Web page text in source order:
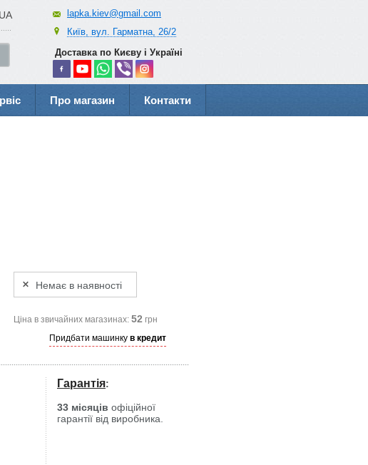
UA
lapka.kiev@gmail.com
Київ, вул. Гарматна, 26/2
Доставка по Києву і Україні
Про магазин Контакти
Немає в наявності
Ціна в звичайних магазинах: 52 грн
Придбати машинку в кредит
Гарантія:
33 місяців офіційної
гарантії від виробника.